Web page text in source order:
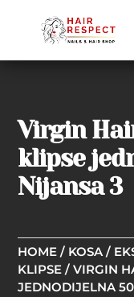
Virgin
klipse
Nijansa 3
HOME / KOSA /
KLIPSE / VIRGIN
JEDNODIJELNA